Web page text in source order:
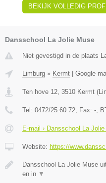
BEKIJK VOLLEDIG
Dansschool La Jolie Muse
Niet gevestigd in de plaats
Limburg » Kermt Google
Ten hove 12 3510 Kermt (
Tel: 0472/25.60.72 , Fax: - ,
E-mail › Dansschool La
Website: https://
Dansschool La Jolie Muse
en in ▼